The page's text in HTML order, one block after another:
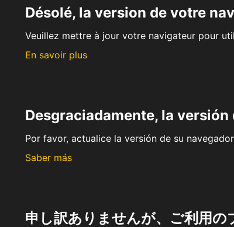
Désolé, la version de votre
Veuillez mettre à jour votre navigateur pour
En savoir plus
Desgraciadamente, la
Por favor, actualice la versión de su
Saber más
申し訳ありませんが、ご利用